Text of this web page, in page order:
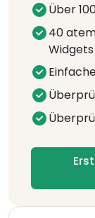
Über
40
Widgets